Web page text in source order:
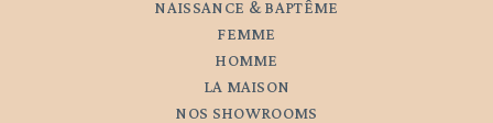
NAISSANCE & BAPTÊME
FEMME
HOMME
LA MAISON
NOS SHOWROOMS